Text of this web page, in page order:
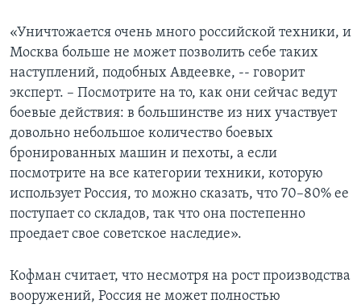
«Уничтожается очень много российской техники, и
Москва больше не может позволить себе таких
наступлений, подобных Авдеевке, -- говорит
эксперт. – Посмотрите на то, как они сейчас ведут
боевые действия: в большинстве из них участвует
довольно небольшое количество боевых
бронированных машин и пехоты, а если
посмотрите на все категории техники, которую
использует Россия, то можно сказать, что 70–80% ее
поступает со складов, так что она постепенно
проедает свое советское наследие».
Кофман считает, что несмотря на рост производства
вооружений, Россия не может полностью